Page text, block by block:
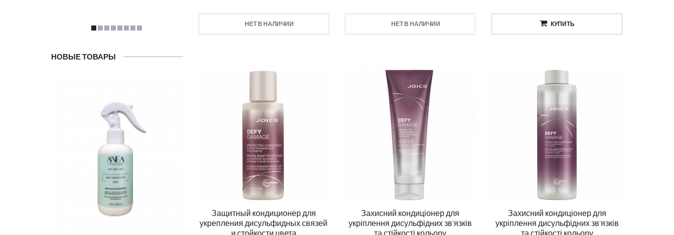
НОВЫЕ ТОВАРЫ
Маска повне відновлення Шампунь повне відновлення
НЕТ В НАЛИЧИИ НЕТ В НАЛИЧИИ КУПИТЬ
Защитный кондиционер для
укрепления дисульфидных связей
и стойкости цвета
Захисний кондиціонер для
укріплення дисульфідних зв'язків
та стійкості кольору
Захисний кондиціонер для
укріплення дисульфідних зв'язків
та стійкості кольору